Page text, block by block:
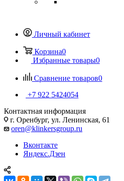
Личный кабинет
Корзина0
Избранные товары0
Сравнение товаров0
+7 922 5424054
Контактная информация
г. Оренбург, ул. Ленинская, 61
oren@klinkersgroup.ru
Вконтакте
Яндекс.Дзен